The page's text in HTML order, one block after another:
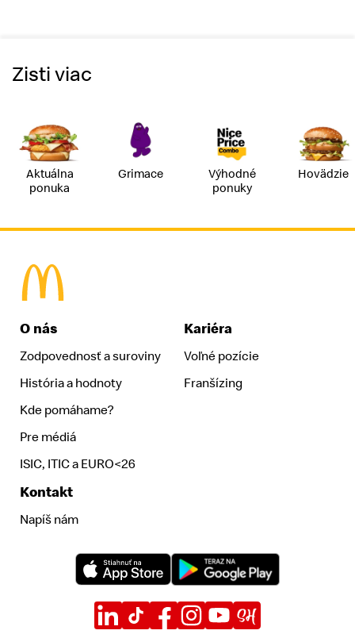
Zisti viac
Aktuálna
ponuka
Grimace
Výhodné
ponuky
Hovädzie
O nás
Zodpovednosť a suroviny
História a hodnoty
Kde pomáhame?
Pre médiá
ISIC, ITIC a EURO<26
Kariéra
Voľné pozície
Franšízing
Kontakt
Napíš nám